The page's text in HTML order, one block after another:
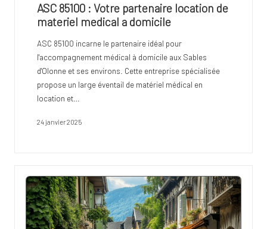
ASC 85100 : Votre partenaire location de
materiel medical a domicile
ASC 85100 incarne le partenaire idéal pour
l'accompagnement médical à domicile aux Sables
d'Olonne et ses environs. Cette entreprise spécialisée
propose un large éventail de matériel médical en
location et…
24 janvier 2025